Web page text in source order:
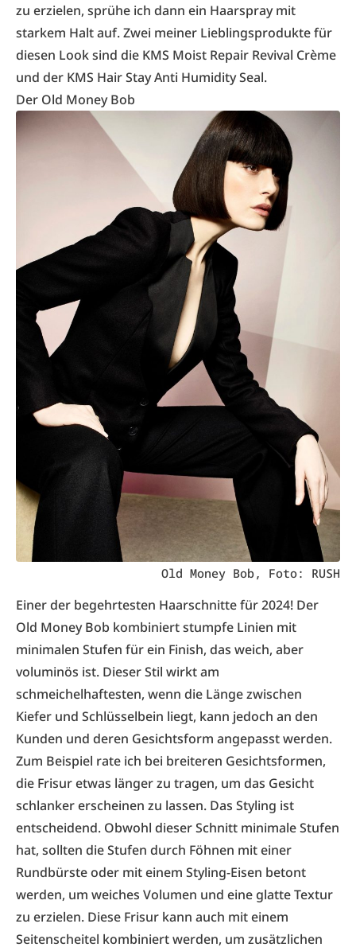
zu erzielen, sprühe ich dann ein Haarspray mit
starkem Halt auf. Zwei meiner Lieblingsprodukte für
diesen Look sind die KMS Moist Repair Revival Crème
und der KMS Hair Stay Anti Humidity Seal.
Der Old Money Bob
Old Money Bob, Foto: RUSH
Einer der begehrtesten Haarschnitte für 2024! Der
Old Money Bob kombiniert stumpfe Linien mit
minimalen Stufen für ein Finish, das weich, aber
voluminös ist. Dieser Stil wirkt am
schmeichelhaftesten, wenn die Länge zwischen
Kiefer und Schlüsselbein liegt, kann jedoch an den
Kunden und deren Gesichtsform angepasst werden.
Zum Beispiel rate ich bei breiteren Gesichtsformen,
die Frisur etwas länger zu tragen, um das Gesicht
schlanker erscheinen zu lassen. Das Styling ist
entscheidend. Obwohl dieser Schnitt minimale Stufen
hat, sollten die Stufen durch Föhnen mit einer
Rundbürste oder mit einem Styling-Eisen betont
werden, um weiches Volumen und eine glatte Textur
zu erzielen. Diese Frisur kann auch mit einem
Seitenscheitel kombiniert werden, um zusätzlichen